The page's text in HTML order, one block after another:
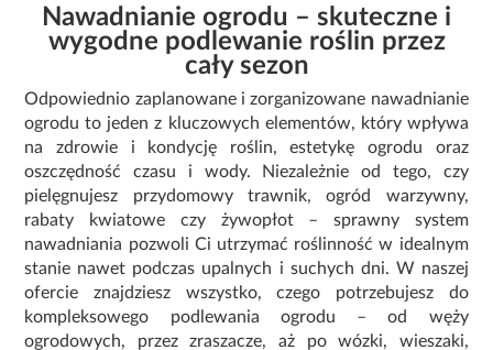
Nawadnianie ogrodu – skuteczne i
wygodne podlewanie roślin przez
cały sezon
Odpowiednio zaplanowane i zorganizowane nawadnianie
ogrodu to jeden z kluczowych elementów, który wpływa
na zdrowie i kondycję roślin, estetykę ogrodu oraz
oszczędność czasu i wody. Niezależnie od tego, czy
pielęgnujesz przydomowy trawnik, ogród warzywny,
rabaty kwiatowe czy żywopłot – sprawny system
nawadniania pozwoli Ci utrzymać roślinność w idealnym
stanie nawet podczas upalnych i suchych dni. W naszej
ofercie znajdziesz wszystko, czego potrzebujesz do
kompleksowego podlewania ogrodu – od węży
ogrodowych, przez zraszacze, aż po wózki, wieszaki,